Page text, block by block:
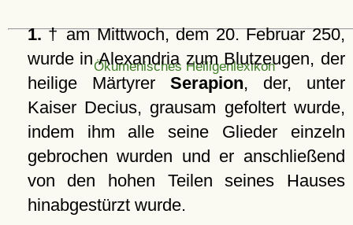
1.† am Mittwoch, dem 20. Februar 250,
wurde in Alexandria zum Blutzeugen, der
heilige Märtyrer Serapion, der, unter
Kaiser Decius, grausam gefoltert wurde,
indem ihm alle seine Glieder einzeln
gebrochen wurden und er anschließend
von den hohen Teilen seines Hauses
hinabgestürzt wurde.
Ökumenisches Heiligenlexikon